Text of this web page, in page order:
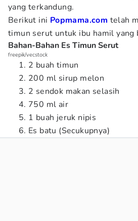
yang terkandung.
Berikut ini Popmama.com telah
timun serut untuk ibu hamil yang
Bahan-Bahan Es Timun Serut
freepik/vecstock
2 buah timun
200 ml sirup melon
2 sendok makan selasih
750 ml air
1 buah jeruk nipis
Es batu (Secukupnya)